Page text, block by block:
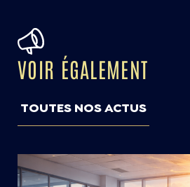
VOIR ÉGALEMENT
TOUTES NOS ACTUS